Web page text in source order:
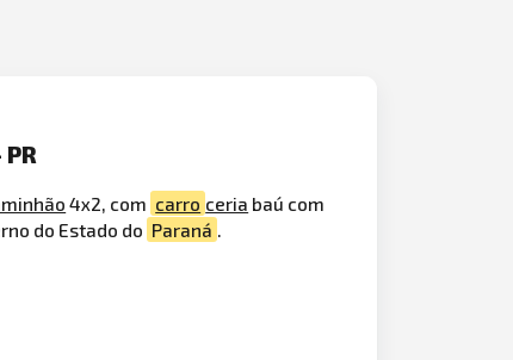
4x2, com carro ceria baú com
do Estado do Paraná .